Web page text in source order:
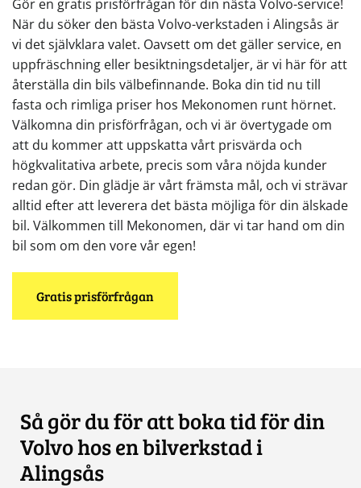
Gör en gratis prisförfrågan för din nästa Volvo-service!
När du söker den bästa Volvo-verkstaden i Alingsås är
vi det självklara valet. Oavsett om det gäller service, en
uppfräschning eller besiktningsdetaljer, är vi här för att
återställa din bils välbefinnande. Boka din tid nu till
fasta och rimliga priser hos Mekonomen runt hörnet.
Välkomna din prisförfrågan, och vi är övertygade om
att du kommer att uppskatta vårt prisvärda och
högkvalitativa arbete, precis som våra nöjda kunder
redan gör. Din glädje är vårt främsta mål, och vi strävar
alltid efter att leverera det bästa möjliga för din älskade
bil. Välkommen till Mekonomen, där vi tar hand om din
bil som om den vore vår egen!
Gratis prisförfrågan
Så gör du för att boka tid för din
Volvo hos en bilverkstad i
Alingsås